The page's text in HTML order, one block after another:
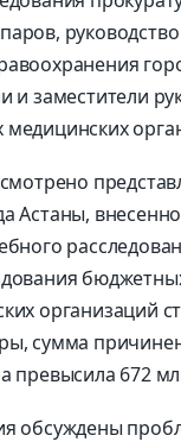
и заместители
Астаны,
организаций
сумма
превысила 672
обсуждены